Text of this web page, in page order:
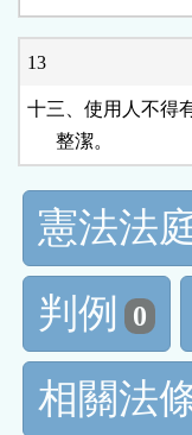
13
十三、使用人不得
      整潔。
憲法法
判例
0
相關法